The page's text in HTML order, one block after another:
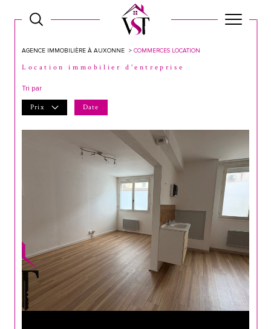
AGENCE IMMOBILIÈRE À AUXONNE COMMERCES LOCATION
Location immobilier d'entreprise
Tri par
Prix Date